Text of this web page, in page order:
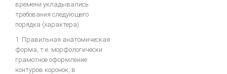
Руководство для зубных техников.
Фундаментальные вопросы
ЦВЕТОВЕДЕНИЕ В ЭСТЕТИЧЕСКОЙ СТОМАТОЛОГИИ
ДЕВИЗ ШОФУ- КАЧЕСТВО!
времени укладывались
требования следующего
порядка (характера):
1. Правильная анатомическая
форма, т.е. морфологически
грамотное оформление
контуров коронок, в